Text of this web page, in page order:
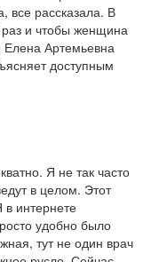
все рассказала. В
раз и чтобы женщина
Артемьевна
доступным
Я не так часто
в целом. Этот
интернете
удобно было
тут не один врач